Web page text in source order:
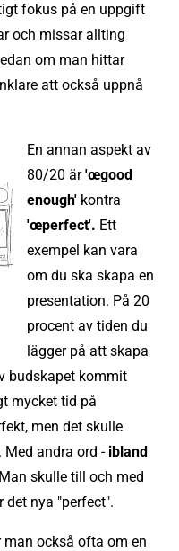
fokus på en uppgift
och missar allting
om man hittar
att också uppnå
En annan aspekt av
80/20 är'œgood
enough' kontra
'œperfect'. Ett
exempel kan vara
om du ska skapa en
presentation. På 20
procent av tiden du
lägger på att skapa
budskapet kommit
mycket tid på
men det skulle
andra ord -ibland
Man skulle till och med
det nya "perfect".
också ofta om en